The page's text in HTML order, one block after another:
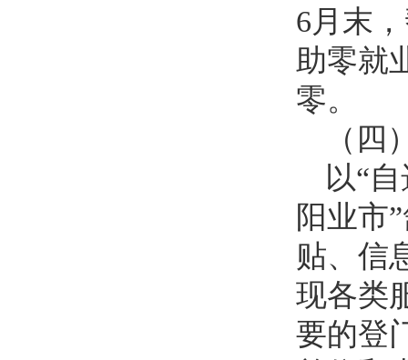
6月末
助零就
零。
（
以“
阳业市
贴、信
现各类
要的登